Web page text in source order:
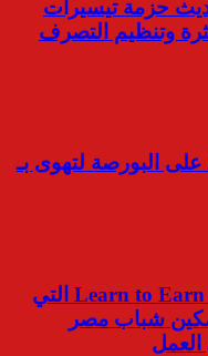
حزمة تيسيرات
وتنظيم التصرف
البورصة لتهوى بـ
“ڤاليو” تقدم حلول مالية لمبادرة Learn to Earn التي
شباب مصر
العمل